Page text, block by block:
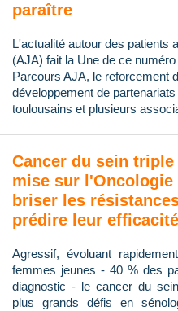
paraître
L'actualité autour des patients
(AJA) fait la Une de ce
Parcours AJA, le reforcement
développement de
toulousains et plusieurs
Cancer du sein
mise sur
briser les
prédire leur efficacité
Agressif, évoluant
femmes jeunes - 40 % des
diagnostic - le cancer du
plus grands défis en